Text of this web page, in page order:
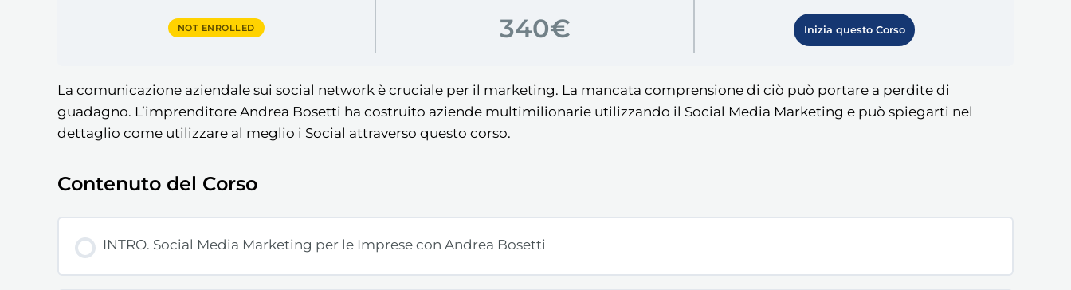
NOT ENROLLED 340€ Inizia questo Corso
La comunicazione aziendale sui social network è cruciale per il marketing. La mancata comprensione di ciò può portare a perdite di
guadagno. L’imprenditore Andrea Bosetti ha costruito aziende multimilionarie utilizzando il Social Media Marketing e può spiegarti nel
dettaglio come utilizzare al meglio i Social attraverso questo corso.
Contenuto del Corso
INTRO. Social Media Marketing per le Imprese con Andrea Bosetti